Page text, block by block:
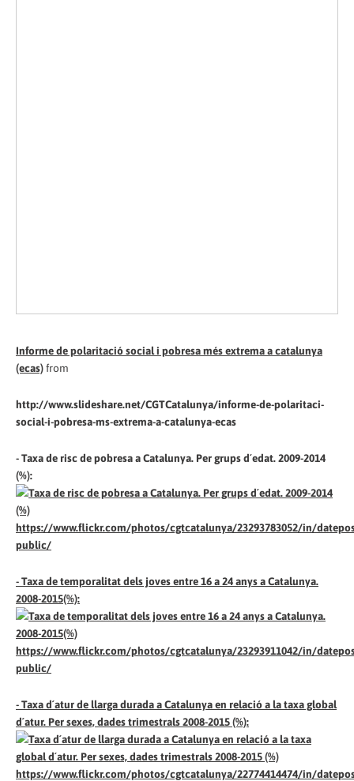
Informe de polaritació social i pobresa més extrema a catalunya
(ecas)from
http://www.slideshare.net/CGTCatalunya/informe-de-polaritaci-
social-i-pobresa-ms-extrema-a-catalunya-ecas
- Taxa de risc de pobresa a Catalunya. Per grups d´edat. 2009-2014
(%):
https://www.flickr.com/photos/cgtcatalunya/23293783052/in/
public/
- Taxa de temporalitat dels joves entre 16 a 24 anys a Catalunya.
2008-2015(%):
https://www.flickr.com/photos/cgtcatalunya/23293911042/in/
public/
- Taxa d´atur de llarga durada a Catalunya en relació a la taxa global
d´atur. Per sexes, dades trimestrals 2008-2015 (%):
https://www.flickr.com/photos/cgtcatalunya/22774414474/in/